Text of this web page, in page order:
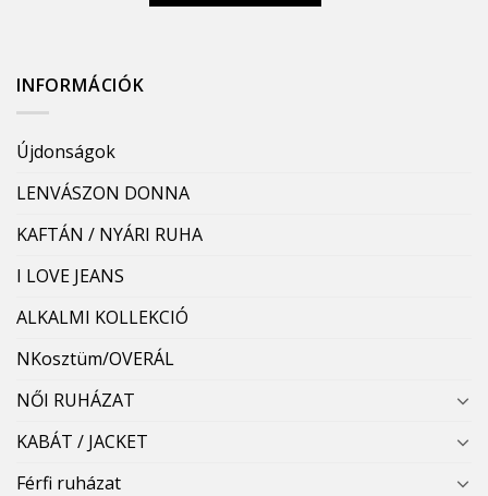
INFORMÁCIÓK
Újdonságok
LENVÁSZON DONNA
KAFTÁN / NYÁRI RUHA
I LOVE JEANS
ALKALMI KOLLEKCIÓ
NKosztüm/OVERÁL
NŐI RUHÁZAT
KABÁT / JACKET
Férfi ruházat